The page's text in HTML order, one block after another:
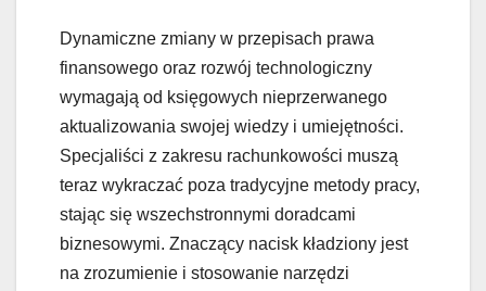
Dynamiczne zmiany w przepisach prawa
finansowego oraz rozwój technologiczny
wymagają od księgowych nieprzerwanego
aktualizowania swojej wiedzy i umiejętności.
Specjaliści z zakresu rachunkowości muszą
teraz wykraczać poza tradycyjne metody pracy,
stając się wszechstronnymi doradcami
biznesowymi. Znaczący nacisk kładziony jest
na zrozumienie i stosowanie narzędzi